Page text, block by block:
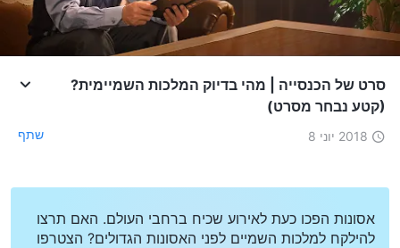
סרט של הכנסייה | מהי בדיוק המלכות השמיימית?
(קטע נבחר מסרט)
2018 יוני 8 שתף
אסונות הפכו כעת לאירוע שכיח ברחבי העולם. האם תרצו
להילקח למלכות השמיים לפני האסונות הגדולים? הצטרפו